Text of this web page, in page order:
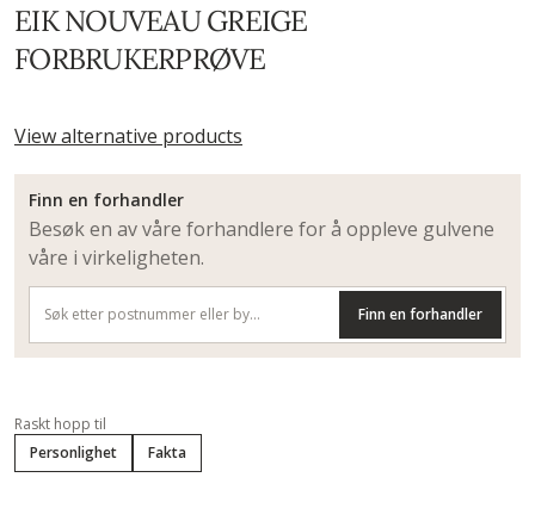
EIK NOUVEAU GREIGE
FORBRUKERPRØVE
View alternative products
Finn en forhandler
Besøk en av våre forhandlere for å oppleve gulvene
våre i virkeligheten.
Finn en forhandler
Raskt hopp til
Personlighet
Fakta